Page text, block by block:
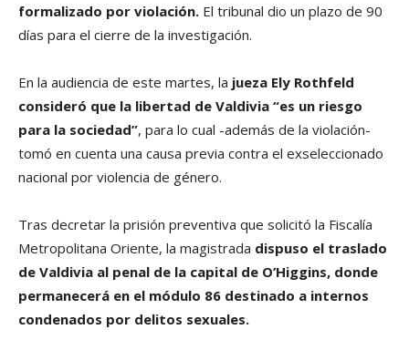
formalizado por violación. El tribunal dio un plazo de 90
días para el cierre de la investigación.
En la audiencia de este martes, la jueza Ely Rothfeld
consideró que la libertad de Valdivia “es un riesgo
para la sociedad”, para lo cual -además de la violación-
tomó en cuenta una causa previa contra el exseleccionado
nacional por violencia de género.
Tras decretar la prisión preventiva que solicitó la Fiscalía
Metropolitana Oriente, la magistrada dispuso el traslado
de Valdivia al penal de la capital de O’Higgins, donde
permanecerá en el módulo 86 destinado a internos
condenados por delitos sexuales.